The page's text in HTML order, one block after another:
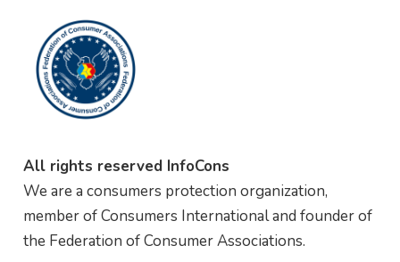
All rights reserved InfoCons
We are a consumers protection organization,
member of Consumers International and founder of
the Federation of Consumer Associations.